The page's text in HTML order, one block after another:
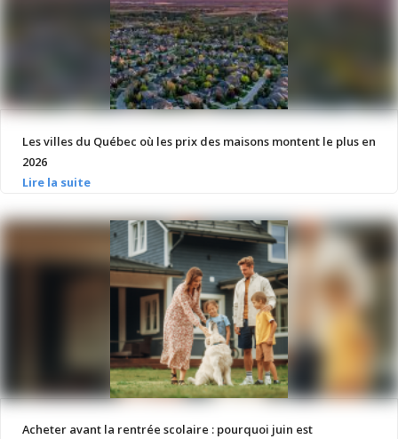
Les villes du Québec où les prix des maisons montent le plus en
2026
Acheter avant la rentrée scolaire : pourquoi juin est